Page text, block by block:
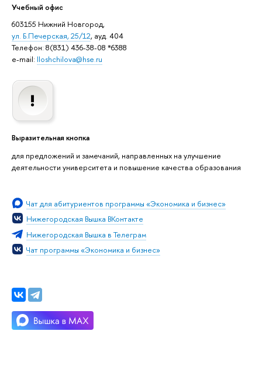
Учебный офис
603155 Нижний Новгород,
ул. Б.Печерская, 25/12, ауд. 404
Телефон: 8(831) 436-38-08 *6388
e-mail: lloshchilova@hse.ru
Выразительная кнопка
для предложений и замечаний, направленных на улучшение
деятельности университета и повышение качества образования
Чат для абитуриентов программы «Экономика и бизнес»
Нижегородская Вышка ВКонтакте
Нижегородская Вышка в Телеграм
Чат программы «Экономика и бизнес»